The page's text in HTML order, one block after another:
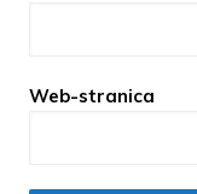
Web-stranica